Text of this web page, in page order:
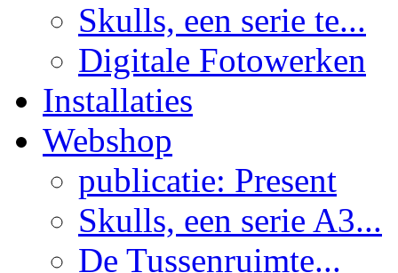
Skulls, een serie te...
Digitale Fotowerken
Installaties
Webshop
publicatie: Present
Skulls, een serie A3...
De Tussenruimte...